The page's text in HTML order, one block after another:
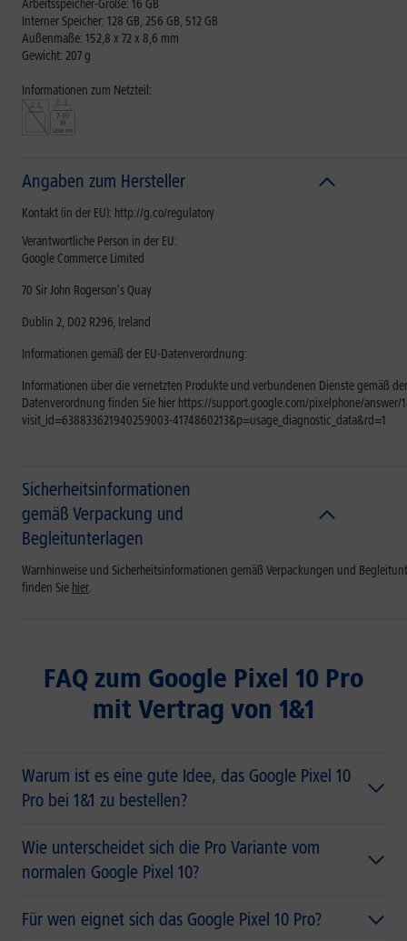
Arbeitsspeicher-Größe: 16 GB
Interner Speicher: 128 GB, 256 GB, 512 GB
Außenmaße: 152,8 x 72 x 8,6 mm
Gewicht: 207 g
Informationen zum Netzteil:
Angaben zum Hersteller
Kontakt (in der EU): http://g.co/regulatory
Verantwortliche Person in der EU:
Google Commerce Limited
70 Sir John Rogerson's Quay
Dublin 2, D02 R296, Ireland
Informationen gemäß der EU-Datenverordnung:
Informationen über die vernetzten Produkte und verbundenen Dienste gemäß
Datenverordnung finden Sie hier https://support.google.com/pixelphone/answer/
visit_id=638833621940259003-4174860213&p=usage_diagnostic_data&rd=1
Sicherheitsinformationen
gemäß Verpackung und
Begleitunterlagen
Warnhinweise und Sicherheitsinformationen gemäß Verpackungen und
finden Sie hier.
FAQ zum Google Pixel 10 Pro
mit Vertrag von 1&1
Warum ist es eine gute Idee, das Google Pixel 10
Pro bei 1&1 zu bestellen?
Wie unterscheidet sich die Pro Variante vom
normalen Google Pixel 10?
Für wen eignet sich das Google Pixel 10 Pro?